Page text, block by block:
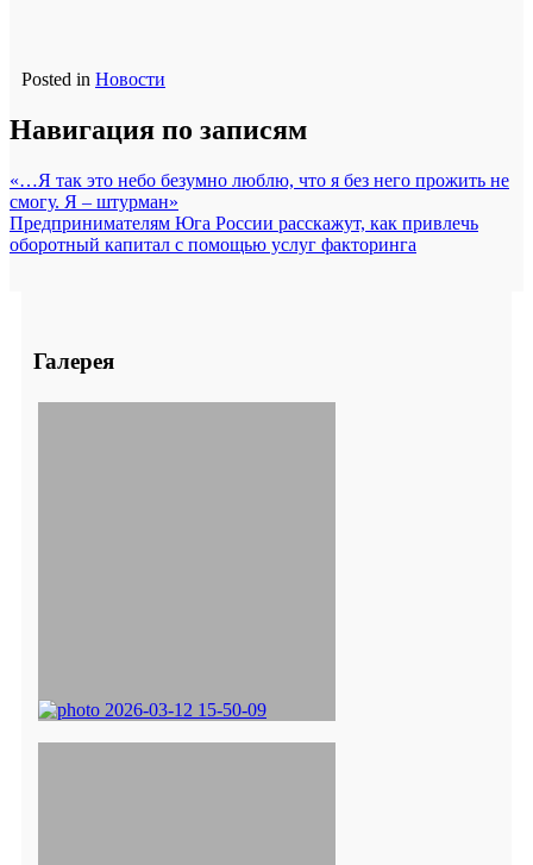
Posted in Новости
Навигация по записям
«…Я так это небо безумно люблю, что я без него прожить не
смогу. Я – штурман»
Предпринимателям Юга России расскажут, как привлечь
оборотный капитал с помощью услуг факторинга
Галерея